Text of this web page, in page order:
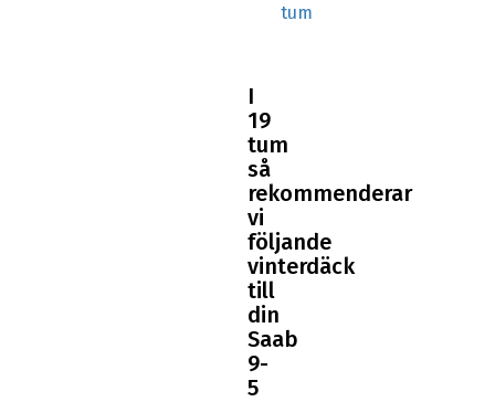
tum
I
19
tum
så
rekommenderar
vi
följande
vinterdäck
till
din
Saab
9-
5